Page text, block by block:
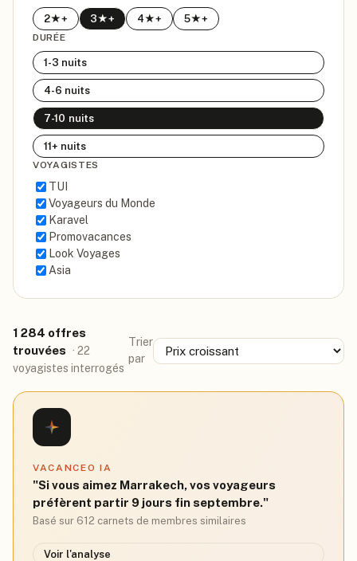
2★+ 3★+ 4★+ 5★+
DURÉE
1-3 nuits
4-6 nuits
7-10 nuits
11+ nuits
VOYAGISTES
TUI
Voyageurs du Monde
Karavel
Promovacances
Look Voyages
Asia
1 284 offres
trouvées · 22
voyagistes interrogés
Trier
par
VACANCEO IA
"Si vous aimez Marrakech, vos voyageurs
préfèrent partir 9 jours fin septembre."
Basé sur 612 carnets de membres similaires
Voir l'analyse